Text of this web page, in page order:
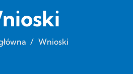
/ Wnioski